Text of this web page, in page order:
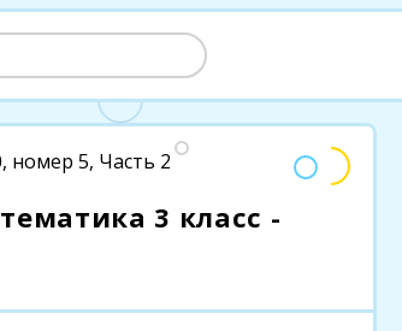
номер 5, Часть 2
3 класс -